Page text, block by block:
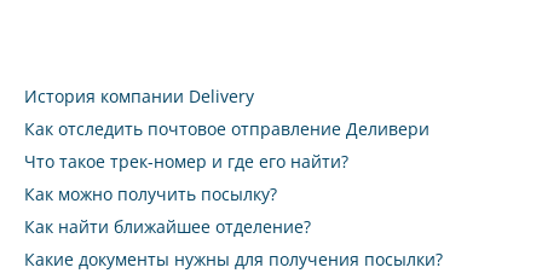
История компании Delivery
Как отследить почтовое отправление Деливери
Что такое трек-номер и где его найти?
Как можно получить посылку?
Как найти ближайшее отделение?
Какие документы нужны для получения посылки?